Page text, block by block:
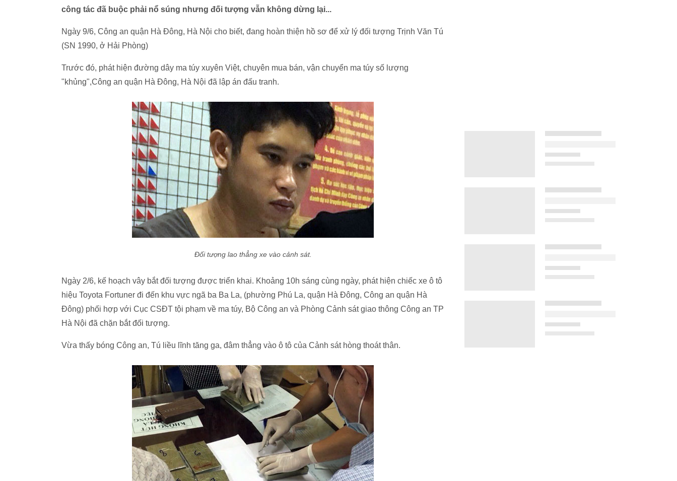
công tác đã buộc phải nổ súng nhưng đối tượng vẫn không dừng lại...
Ngày 9/6, Công an quận Hà Đông, Hà Nội cho biết, đang hoàn thiện hồ sơ để xử lý đối tượng Trịnh Văn Tú
(SN 1990, ở Hải Phòng)
Trước đó, phát hiện đường dây ma túy xuyên Việt, chuyên mua bán, vận chuyển ma túy số lượng
"khủng",Công an quận Hà Đông, Hà Nội đã lập án đấu tranh.
Đối tượng lao thẳng xe vào cảnh sát.
Ngày 2/6, kế hoạch vây bắt đối tượng được triển khai. Khoảng 10h sáng cùng ngày, phát hiện chiếc xe ô tô
hiệu Toyota Fortuner đi đến khu vực ngã ba Ba La, (phường Phú La, quận Hà Đông, Công an quận Hà
Đông) phối hợp với Cục CSĐT tội phạm về ma túy, Bộ Công an và Phòng Cảnh sát giao thông Công an TP
Hà Nội đã chặn bắt đối tượng.
Vừa thấy bóng Công an, Tú liều lĩnh tăng ga, đâm thẳng vào ô tô của Cảnh sát hòng thoát thân.